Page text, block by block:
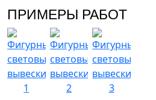
ПРИМЕРЫ РАБОТ